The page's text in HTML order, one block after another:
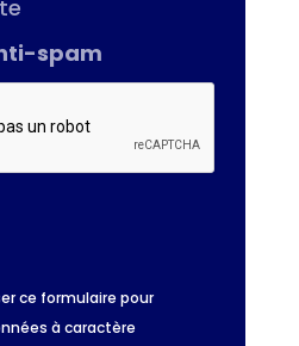
spam
ce formulaire pour
à caractère